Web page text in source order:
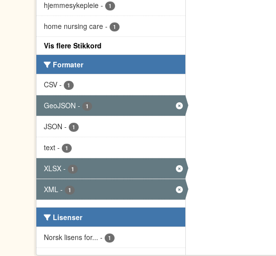
hjemmesykepleie - 1
home nursing care - 1
Vis flere Stikkord
Formater
CSV - 1
GeoJSON - 1
JSON - 1
text - 1
XLSX - 1
XML - 1
Lisenser
Norsk lisens for... - 1